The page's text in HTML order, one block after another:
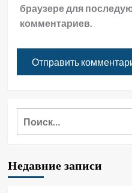
браузере для
комментариев.
Недавние записи